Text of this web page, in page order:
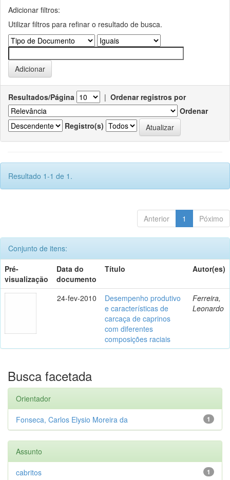
Adicionar filtros:
Utilizar filtros para refinar o resultado de busca.
Resultados/Página | Ordenar registros por
Ordenar
Registro(s)
Resultado 1-1 de 1.
Anterior 1 Póximo
Conjunto de itens:
Pré-
visualização
Data do
documento
Título Autor(es)
24-fev-2010
Desempenho produtivo
e características de
carcaça de caprinos
com diferentes
composições raciais
Ferreira,
Leonardo
Busca facetada
Orientador
1
Fonseca, Carlos Elysio Moreira da
Assunto
1
cabritos